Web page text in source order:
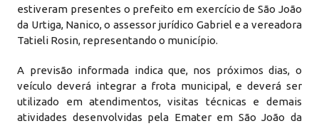
estiveram presentes o prefeito em exercício de São João
da Urtiga, Nanico, o assessor jurídico Gabriel e a vereadora
Tatieli Rosin, representando o município.
A previsão informada indica que, nos próximos dias, o
veículo deverá integrar a frota municipal, e deverá ser
utilizado em atendimentos, visitas técnicas e demais
atividades desenvolvidas pela Emater em São João da